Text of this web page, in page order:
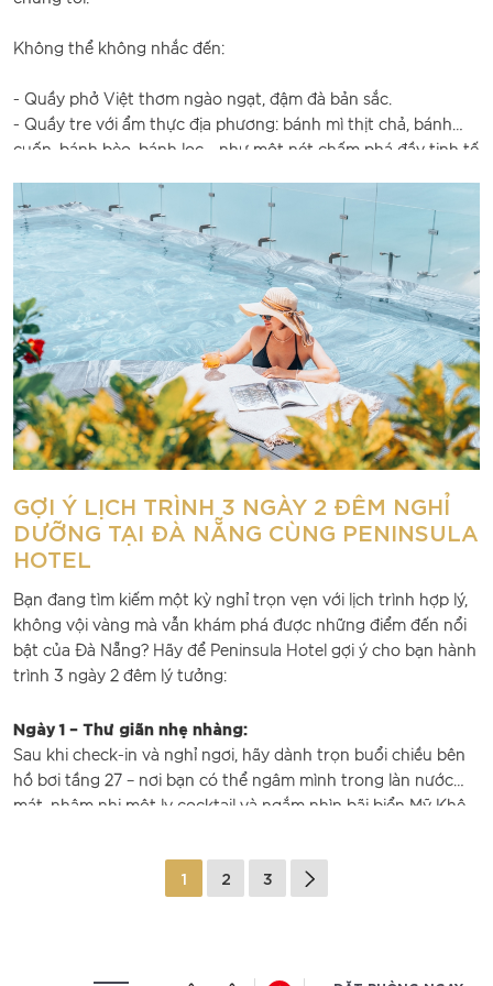
nhan... – một sự kết hợp đầy bất ngờ và duyên dáng giữa
Rất nhiều du khách lưu trú tại Peninsula đã gọi đây là một
trong những trải nghiệm "must-try" khi đến Đà Nẵng – nơi
chất thơ giữa nhịp sống vội vã.
Không thể không nhắc đến:
- Quầy phở Việt thơm ngào ngạt, đậm đà bản sắc.
- Quầy tre với ẩm thực địa phương: bánh mì thịt chả, bánh
cuốn, bánh bèo, bánh lọc… như một nét chấm phá đầy tinh tế
- Quầy bánh ngọt và trái cây tươi, cùng quầy ẩm thực Ấn Độ
đầy màu sắc và hương vị.
Và điều đặc biệt chỉ có tại Peninsula – bữa sáng bên biển, nơi
bạn có thể vừa thưởng thức ly cà phê nóng hổi, vừa ngắm
nhìn sóng biển xanh ngát từ tầng cao – một trải nghiệm nhẹ
nhàng và thư thái để tái tạo năng lượng sau những ngày bận
rộn.
Tasteful, delicous, yummy là những lời khen có khách mà du
khách từ khắp nơi để lại sau khi thưởng thức buffet sáng tại
sáng luôn ở mức tốt nhất, các đầu bếp luôn đầu tư tâm huyết
vào từng món ăn. Bởi hơn ai hết, họ hiểu rằng món án phục
vụ những vị khách quý không chỉ nên được nêm nếm gia vị,
thành phẩm của người làm bếp.
GỢI Ý LỊCH TRÌNH 3 NGÀY 2 ĐÊM NGHỈ
DƯỠNG TẠI ĐÀ NẴNG CÙNG PENINSULA
HOTEL
Bạn đang tìm kiếm một kỳ nghỉ trọn vẹn với lịch trình hợp lý,
không vội vàng mà vẫn khám phá được những điểm đến nổi
bật của Đà Nẵng? Hãy để Peninsula Hotel gợi ý cho bạn hành
trình 3 ngày 2 đêm lý tưởng:
Ngày 1 – Thư giãn nhẹ nhàng:
Sau khi check-in và nghỉ ngơi, hãy dành trọn buổi chiều bên
hồ bơi tầng 27 – nơi bạn có thể ngâm mình trong làn nước
mát, nhâm nhi một ly cocktail và ngắm nhìn bãi biển Mỹ Khê
An, thả đèn hoa đăng và thưởng thức đặc sản Cao Lầu - Mỳ
1 2 3